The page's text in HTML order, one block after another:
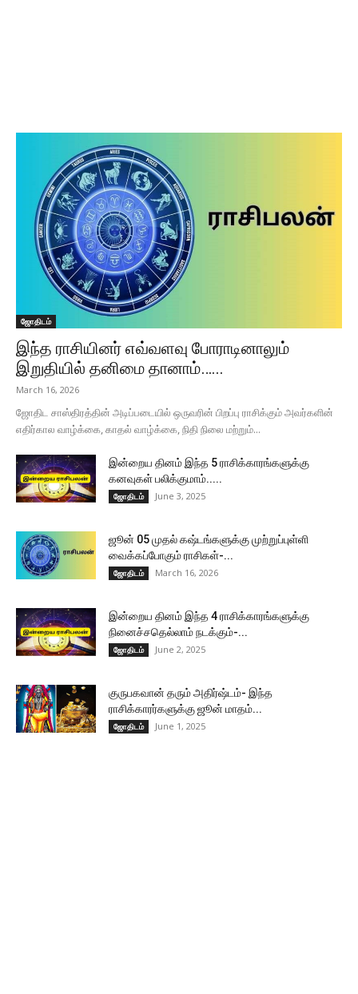
ஜோதிடம்
இந்த ராசியினர் எவ்வளவு போராடினாலும்
இறுதியில் தனிமை தானாம்…...
March 16, 2026
ஜோதிட சாஸ்திரத்தின் அடிப்படையில் ஒருவரின் பிறப்பு ராசிக்கும் அவர்களின்
எதிர்கால வாழ்க்கை, காதல் வாழ்க்கை, நிதி நிலை மற்றும்...
இன்றைய தினம் இந்த 5 ராசிக்காரங்களுக்கு
கனவுகள் பலிக்குமாம்.....
ஜோதிடம் June 3, 2025
ஜூன் 05 முதல் கஷ்டங்களுக்கு முற்றுப்புள்ளி
வைக்கப்போகும் ராசிகள்-...
ஜோதிடம் March 16, 2026
இன்றைய தினம் இந்த 4 ராசிக்காரங்களுக்கு
நினைச்சதெல்லாம் நடக்கும்-...
ஜோதிடம் June 2, 2025
குருபகவான் தரும் அதிர்ஷ்டம்- இந்த
ராசிக்காரர்களுக்கு ஜூன் மாதம்...
ஜோதிடம் June 1, 2025